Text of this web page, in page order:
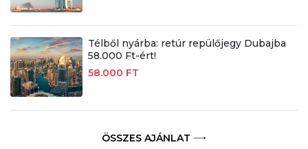
Télből nyárba: retúr repülőjegy Dubajba
58.000 Ft-ért!
58.000 FT
ÖSSZES AJÁNLAT